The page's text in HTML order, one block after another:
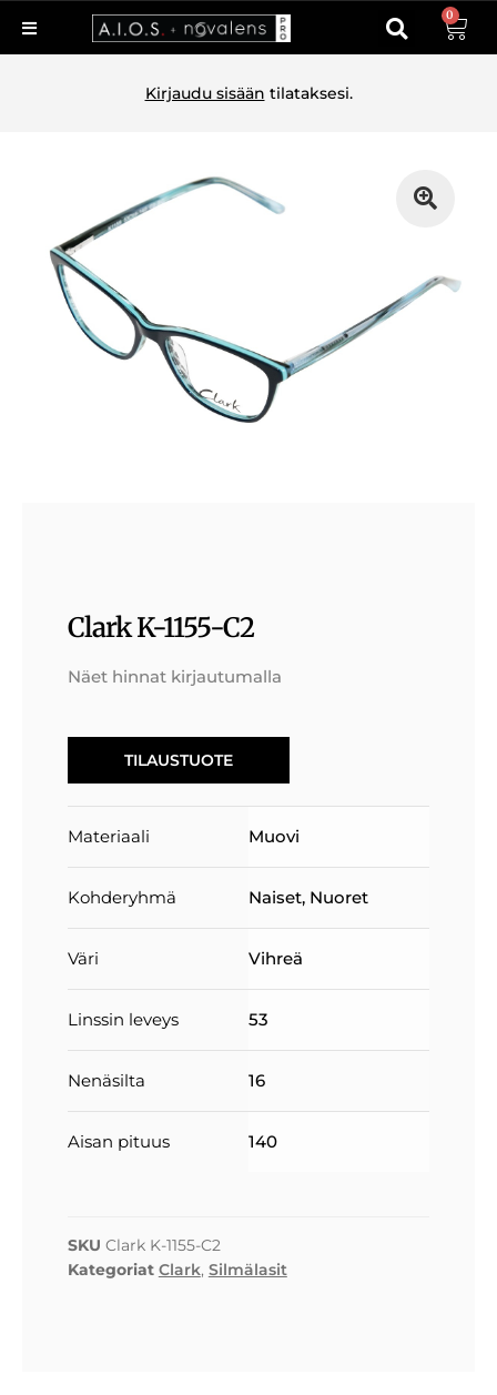
0
Kirjaudu sisään tilataksesi.
Clark K-1155-C2
Näet hinnat kirjautumalla
TILAUSTUOTE
Materiaali Muovi
Kohderyhmä Naiset, Nuoret
Väri Vihreä
Linssin leveys 53
Nenäsilta 16
Aisan pituus 140
SKU Clark K-1155-C2
Kategoriat Clark, Silmälasit